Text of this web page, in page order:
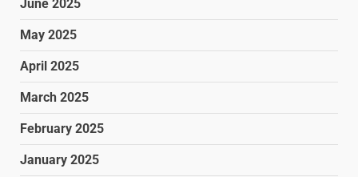
June 2025
May 2025
April 2025
March 2025
February 2025
January 2025